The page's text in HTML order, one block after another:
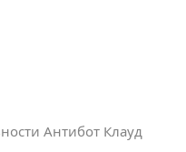
Антибот Клауд